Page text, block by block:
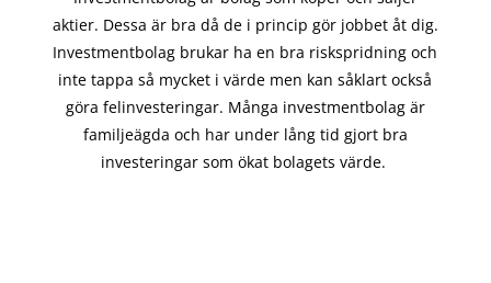
aktier. Dessa är bra då de i princip görjobbet åt dig.
Investmentbolag brukar ha en bra riskspridning och
inte tappa så mycket i värde men kan såklart också
göra felinvesteringar. Många investmentbolag är
familjeägda och har under lång tid gjort bra
investeringar som ökat bolagets värde.